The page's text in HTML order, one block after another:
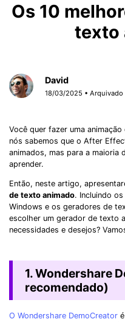
Os 10
texto
David
18/03/2025 • Arquivado
Você quer fazer uma
nós sabemos que o After
animados, mas para a maioria
aprender.
Então, neste artigo,
de texto animado. Incluindo
Windows e os geradores de
escolher um gerador de texto
necessidades e desejos?
1. Wondershare
recomendado)
O Wondershare DemoCreator